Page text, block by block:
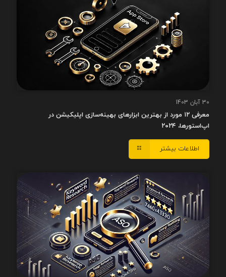
30 آبان 1403
معرفی ۱۲ مورد از بهترین ابزارهای بهینه‌سازی اپلیکیشن در
اپ‌استورها، ۲۰۲۴
اطلاعات بیشتر